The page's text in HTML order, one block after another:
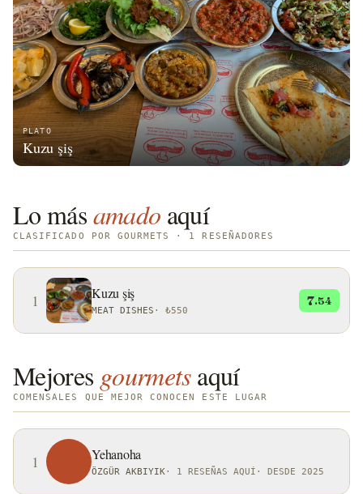
PLATO
Kuzu şiş
Lo másamado aquí
CLASIFICADO POR GOURMETS · 1 RESEÑADORES
1 Kuzu şiş
MEAT DISHES · ₺550
7.54
Mejores gourmetsaquí
COMENSALES QUE MEJOR CONOCEN ESTE LUGAR
1 Yehanoha
ÖZGÜR AKBIYIK · 1 RESEÑAS AQUÍ · DESDE 2025